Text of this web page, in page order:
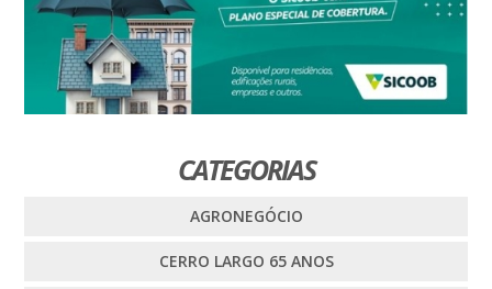
CATEGORIAS
AGRONEGÓCIO
CERRO LARGO 65 ANOS